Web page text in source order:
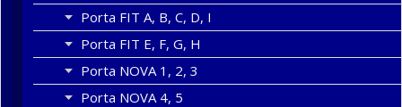
Porta FIT A, B, C, D, I
Porta FIT E, F, G, H
Porta NOVA 1, 2, 3
Porta NOVA 4, 5